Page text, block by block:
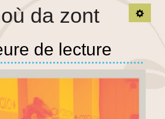
da zont
de lecture